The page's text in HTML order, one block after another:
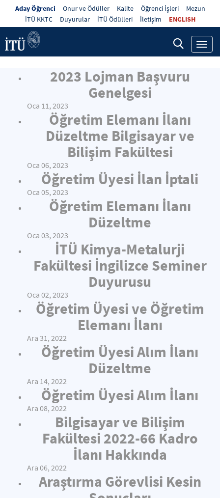
Aday Öğrenci Onur ve Ödüller Kalite Öğrenci İşleri
Mezun
İTÜ KKTC
Duyurular İTÜ Ödülleri İletişim ENGLISH
2023 Lojman Başvuru
Genelgesi
Oca 11, 2023
Öğretim Elemanı İlanı
Düzeltme Bilgisayar ve
Bilişim Fakültesi
Oca 06, 2023
Öğretim Üyesi İlan İptali
Oca 05, 2023
Öğretim Elemanı İlanı
Düzeltme
Oca 03, 2023
İTÜ Kimya-Metalurji
Fakültesi İngilizce Seminer
Duyurusu
Oca 02, 2023
Öğretim Üyesi ve Öğretim
Elemanı İlanı
Ara 31, 2022
Öğretim Üyesi Alım İlanı
Düzeltme
Ara 14, 2022
Öğretim Üyesi Alım İlanı
Ara 08, 2022
Bilgisayar ve Bilişim
Fakültesi 2022-66 Kadro
İlanı Hakkında
Ara 06, 2022
Araştırma Görevlisi Kesin